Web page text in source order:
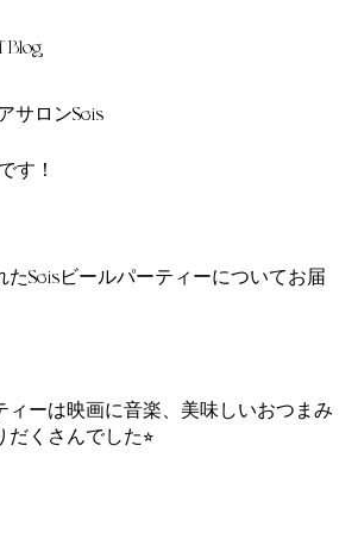
づく表示
Blog
サロンSeis
す！
Seisビールパーティーについてお届
ィーは映画に音楽、美味しいおつまみ
くさんでした⭐︎